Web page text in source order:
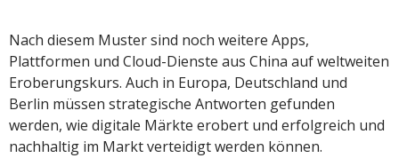
Nach diesem Muster sind noch weitere Apps,
Plattformen und Cloud-Dienste aus China auf weltweiten
Eroberungskurs. Auch in Europa, Deutschland und
Berlin müssen strategische Antworten gefunden
werden, wie digitale Märkte erobert und erfolgreich und
nachhaltig im Markt verteidigt werden können.